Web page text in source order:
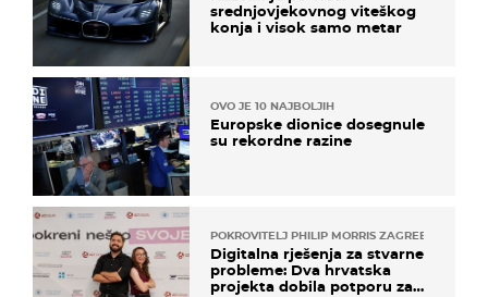
srednjovjekovnog viteškog
konja i visok samo metar
OVO JE 10 NAJBOLJIH
Europske dionice dosegnule
su rekordne razine
POKROVITELJ PHILIP MORRIS ZAGREB
Digitalna rješenja za stvarne
probleme: Dva hrvatska
projekta dobila potporu za